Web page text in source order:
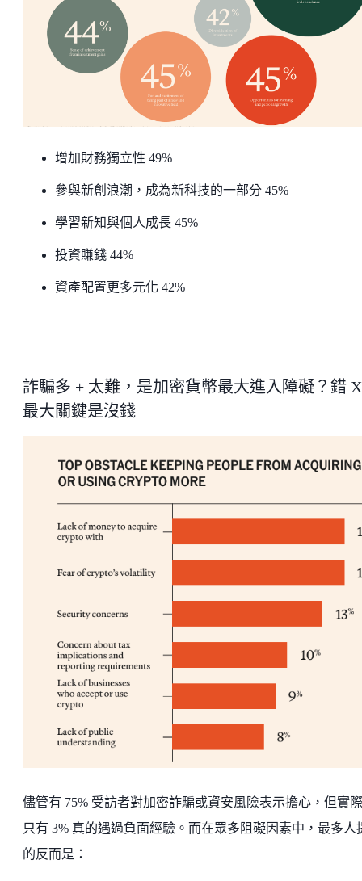
增加財務獨立性 49%
參與新創浪潮，成為新科技的一部分 45%
學習新知與個人成長 45%
投資賺錢 44%
資產配置更多元化 42%
詐騙多 + 太難，是加密貨幣最大進入障礙？錯 X
最大關鍵是沒錢
儘管有 75% 受訪者對加密詐騙或資安風險表示擔心，但實
只有 3% 真的遇過負面經驗。而在眾多阻礙因素中，最多人
的反而是：